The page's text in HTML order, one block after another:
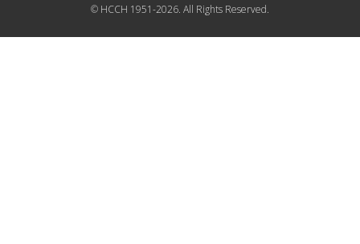
© HCCH 1951-2026. All Rights Reserved.